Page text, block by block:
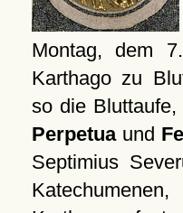
Montag, dem
Karthago zu
so die
Perpetuaund
Septimius